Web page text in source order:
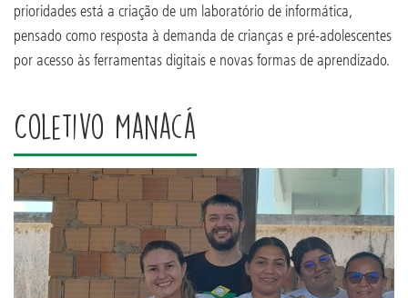
prioridades está a criação de um laboratório de informática,
pensado como resposta à demanda de crianças e pré-adolescentes
por acesso às ferramentas digitais e novas formas de aprendizado.
Coletivo Manacá